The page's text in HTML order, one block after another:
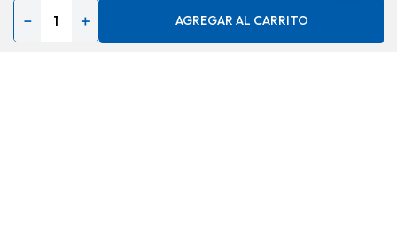
＋
－ AGREGAR AL CARRITO